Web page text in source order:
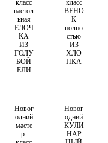
настол
ьная
ЁЛОЧ
КА
ИЗ
ГОЛУ
БОЙ
ЕЛИ
ВЕНО
К
полно
стью
ИЗ
ХЛО
ПКА
Новог
одний
масте
р-
Новог
одний
КУЛИ
НАР